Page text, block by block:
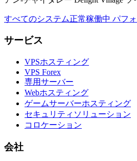
すべてのシステム正常稼働中 パフ
サービス
VPSホスティング
VPS Forex
専用サーバー
Webホスティング
ゲームサーバーホスティング
セキュリティソリューション
コロケーション
会社